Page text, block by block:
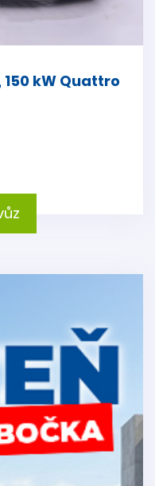
150 kW Quattro